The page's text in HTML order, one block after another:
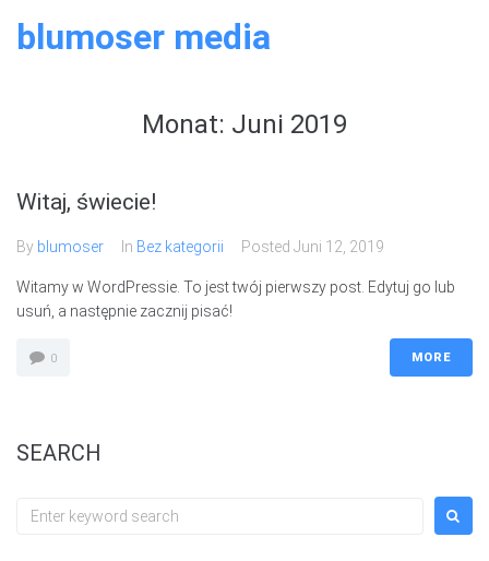
blumoser media
Monat: Juni 2019
Witaj, świecie!
By blumoser In Bez kategorii Posted Juni 12, 2019
Witamy w WordPressie. To jest twój pierwszy post. Edytuj go lub
usuń, a następnie zacznij pisać!
0 MORE
SEARCH
Search